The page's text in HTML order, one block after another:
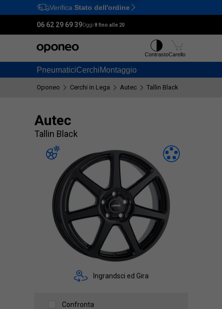
Ctrl M
Verifica Stato dell'ordine
06 62 29 69 39Oggi:8 fino alle 20
PneumaticiCerchiMontaggio
ContrastoCarello
Oponeo Cerchi in Lega Autec Tallin Black
Autec
Tallin Black
Ingrandsci ed Gira
Confronta